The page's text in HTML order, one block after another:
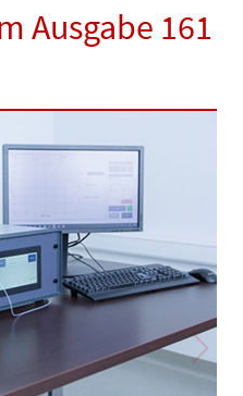
Ausgabe 161
Next